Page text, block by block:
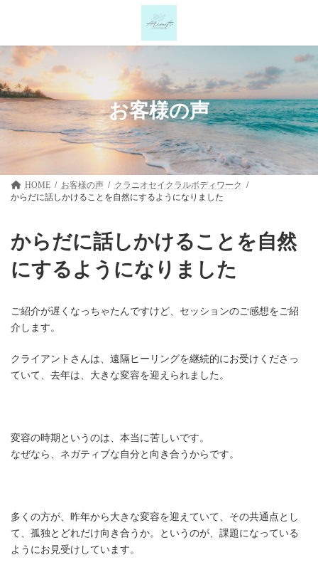
ン
へ
ス
キ
ッ
プ
ー
ョ
ン
に
移
動
お客様の声
HOME お客様の声
クラニオセイクラルボディワーク
からだに話しかけることを自然にするようになりました
からだに話しかけることを自然
にするようになりました
ご紹介が遅くなっちゃたんですけど、セッションのご感想をご紹
介します。
クライアントさんは、遠隔ヒーリングを継続的にお受けくださっ
ていて、去年は、大きな変容を迎えられました。
変容の時期というのは、本当に苦しいです。
なぜなら、ネガティブな自分と向き合うからです。
多くの方が、昨年から大きな変容を迎えていて、その共通点とし
て、孤独とどれだけ向き合うか。というのが、課題になっている
ようにお見受けしています。